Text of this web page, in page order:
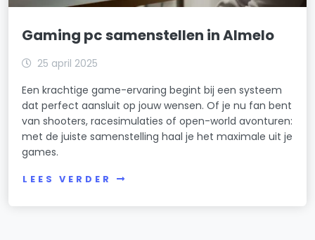
Gaming pc samenstellen in Almelo
25 april 2025
Een krachtige game-ervaring begint bij een systeem
dat perfect aansluit op jouw wensen. Of je nu fan bent
van shooters, racesimulaties of open-world avonturen:
met de juiste samenstelling haal je het maximale uit je
games.
LEES VERDER